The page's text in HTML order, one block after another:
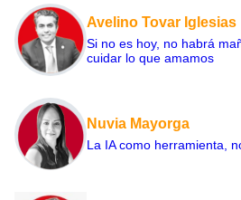
Avelino Tovar Iglesias
Si no es hoy, no habrá
cuidar lo que amamos
Nuvia Mayorga
La IA como herramienta,